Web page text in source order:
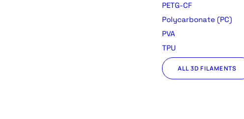
PETG-CF
Polycarbonate (PC)
PVA
TPU
ALL 3D FILAMENTS